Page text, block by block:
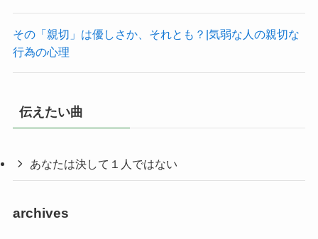
その「親切」は優しさか、それとも？|気弱な人の親切な
行為の心理
伝えたい曲
あなたは決して１人ではない
archives